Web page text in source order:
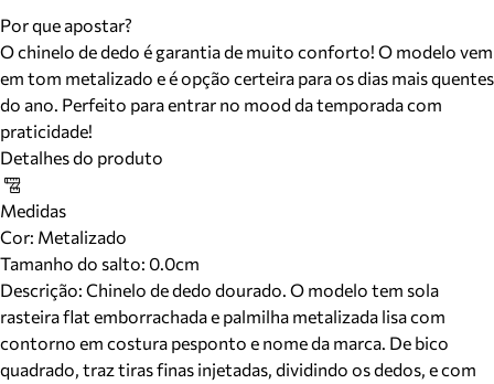
Por que apostar?
O chinelo de dedo é garantia de muito conforto! O modelo vem
em tom metalizado e é opção certeira para os dias mais quentes
do ano. Perfeito para entrar no mood da temporada com
praticidade!
Detalhes do produto
Medidas
Cor: Metalizado
Tamanho do salto: 0.0cm
Descrição: Chinelo de dedo dourado. O modelo tem sola
rasteira flat emborrachada e palmilha metalizada lisa com
contorno em costura pesponto e nome da marca. De bico
quadrado, traz tiras finas injetadas, dividindo os dedos, e com